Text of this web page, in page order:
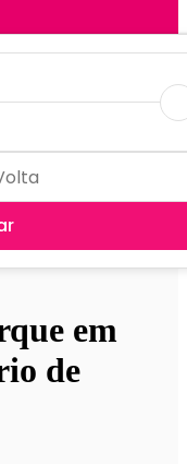
em
de